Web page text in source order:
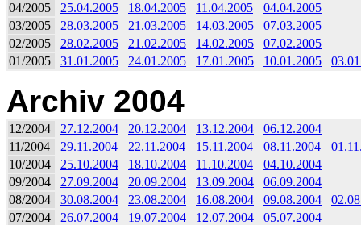
04/2005
25.04.2005 18.04.2005 11.04.2005
04.04.2005
03/2005
28.03.2005 21.03.2005 14.03.2005
07.03.2005
02/2005
28.02.2005 21.02.2005 14.02.2005
07.02.2005
01/2005
31.01.2005 24.01.2005 17.01.2005 10.01.2005
Archiv 2004
12/2004 27.12.2004 20.12.2004 13.12.2004
06.12.2004
11/2004
29.11.2004 22.11.2004 15.11.2004 08.11.2004
10/2004
25.10.2004 18.10.2004 11.10.2004
04.10.2004
09/2004
27.09.2004 20.09.2004 13.09.2004
06.09.2004
08/2004
30.08.2004 23.08.2004 16.08.2004 09.08.2004
07/2004
26.07.2004 19.07.2004 12.07.2004
05.07.2004